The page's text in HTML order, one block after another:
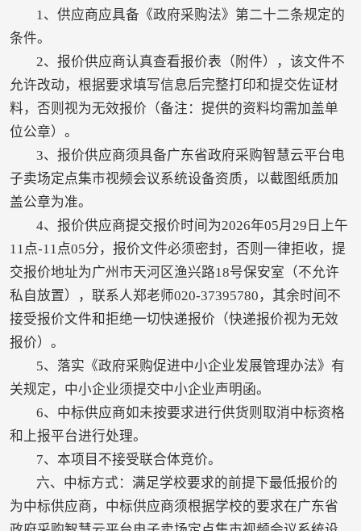
1、供应商应具备《政府采购法》第二十二条规定的
条件。
2、报价供应商认真查看报价表（附件），该文件不
允许改动，根据要求填写信息后完整打印和提交佐证材
料，否则视为无效报价（备注：提供的资料均需加盖单
位公章）。
3、报价供应商须具备广东省政府采购智慧云平台电
子卖场定点集市视频会议系统设备资质，以截图纸质加
盖公章为准。
4、报价供应商提交报价时间为2026年05月29日上午
11点-11点05分，报价文件必须密封，否则一律拒收，提
交报价地址为广州市天河区渔兴路18号保安室（不允许
私自放置），联系人郑老师020-37395780，其余时间不
接受报价文件和拒绝一切快递报价（快递报价视为无效
报价）。
5、落实《政府采购促进中小企业发展管理办法》有
关规定，中小企业须提交中小企业声明函。
6、中标供应商如未按要求进行供货则取消中标资格
和上报平台进行处理。
7、本项目不接受联合体竞价。
六、中标方式：满足学校要求的前提下最低报价的
为中标供应商，中标供应商须根据学校的要求在广东省